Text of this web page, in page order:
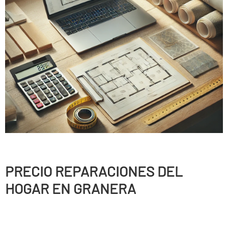
PRECIO REPARACIONES DEL
HOGAR EN GRANERA